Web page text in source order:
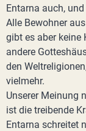
Entarna auch,
Alle Bewohner
gibt es aber keine
andere
den
vielmehr.
Unserer Meinung
ist die treibende
Entarna schreitet